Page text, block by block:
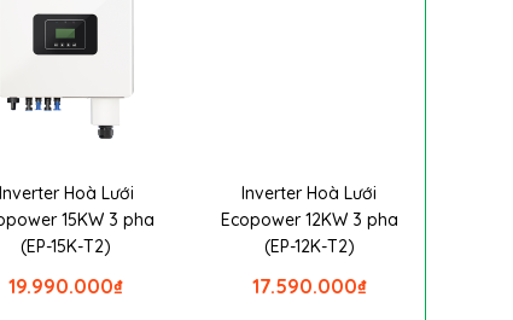
Inverter Hoà Lưới
15KW 3 pha
(EP-15K-T2)
₫
19.990.000
Inverter Hoà Lưới
Ecopower 12KW 3 pha
(EP-12K-T2)
₫
17.590.000